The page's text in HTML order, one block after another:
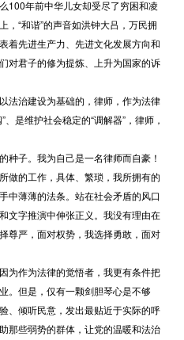
100年前中华儿女却受尽了穷困和凌
，“和谐”的声音如洪钟大吕，万民拥
先进生产力、先进文化发展方向和
对君子的修为提炼、上升为国家的诉
治建设为基础的，律师，作为法律
是维护社会稳定的“调解器”，律师，
子。我为自己是一名律师而自豪！
的工作，具体、繁琐，我所拥有的
中薄薄的法条。站在社会矛盾的风口
文字推演中伸张正义。我没有理由在
尊严，面对权势，我选择勇敢，面对
作为法律的觉悟者，我更有条件把
。但是，仅有一颗剑胆琴心是不够
、倾听民意，发出最贴近于实际的呼
那些弱势的群体，让党的温暖和法治